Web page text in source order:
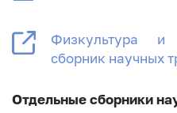
Физкультура и
сборник научных
Отдельные сборники